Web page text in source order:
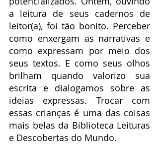
a leitura de seus cadernos de
leitor(a), foi tão bonito. Perceber
como enxergam as narrativas e
como expressam por meio dos
seus textos. E como seus olhos
brilham quando valorizo sua
escrita e dialogamos sobre as
ideias expressas. Trocar com
essas crianças é uma das coisas
mais belas da Biblioteca Leituras
e Descobertas do Mundo.